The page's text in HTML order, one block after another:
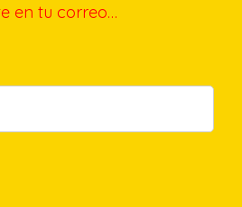
en tu correo…